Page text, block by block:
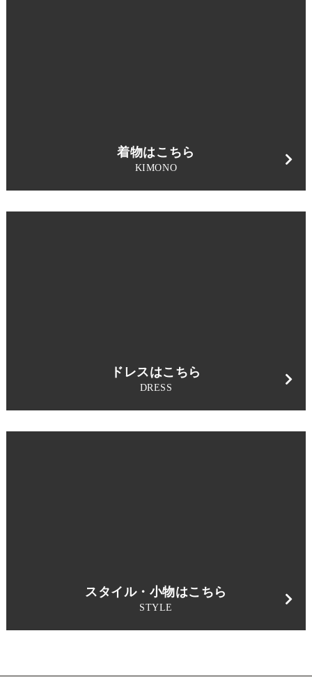
着物はこちら
KIMONO
ドレスはこちら
DRESS
スタイル・小物はこちら
STYLE